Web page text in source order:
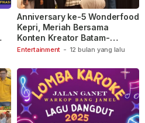
Entertainment - 12 bulan yang lalu
Anniversary ke-5 Wonderfood
Kepri, Meriah Bersama
Konten Kreator Batam-
Tanjungpinang